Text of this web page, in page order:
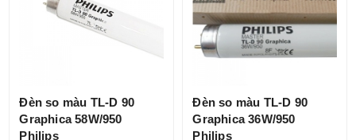
Đèn so màu TL-D 90
Graphica 58W/950
Philips
Đèn so màu TL-D 90
Graphica 36W/950
Philips